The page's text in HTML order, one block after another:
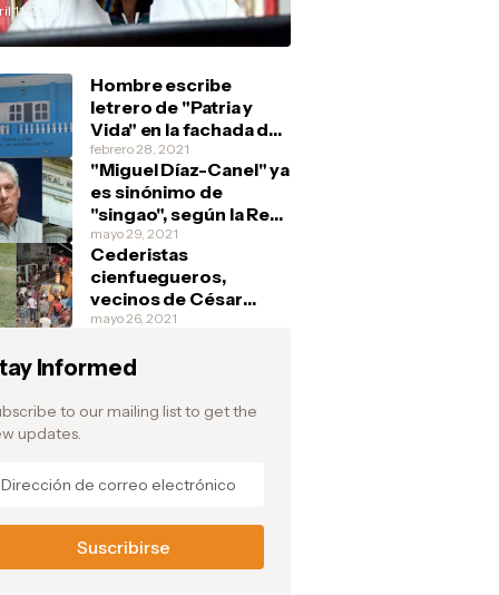
11, 2021
Hombre escribe
letrero de "Patria y
Vida" en la fachada de
su casa y debajo
escribe: "Si tienen, un
marfilito por favor"
febrero 28, 2021
"Miguel Díaz-Canel" ya
es sinónimo de
"singao", según la Real
Academia Española
mayo 29, 2021
Cederistas
cienfuegueros,
vecinos de César
Prieto, aplauden la
festejan en la barriada
atleta vivía
mayo 26, 2021
Informed
to our mailing list to get the
updates.